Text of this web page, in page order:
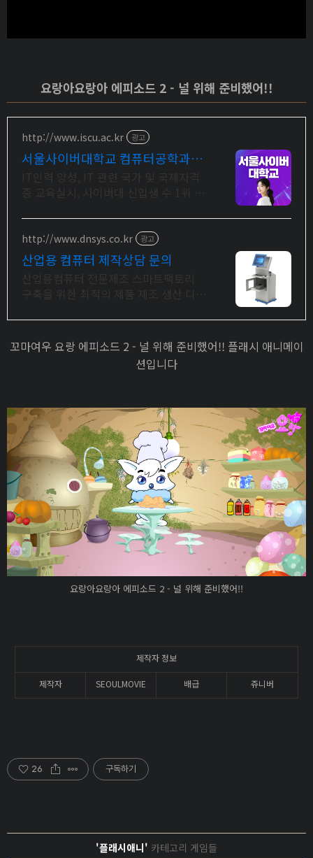
요랑아요랑아 에피소드 2 - 널 위해 준비했어!!
http://www.iscu.ac.kr 광고
서울사이버대학교 컴퓨터공학과
수학위까지
http://www.dnsys.co.kr 광고
산업용 컴퓨터 제작상담 문의
꼬마여우 요랑 에피소드 2 - 널 위해 준비했어!! 플래시 애니메이
션입니다
요랑아요랑아 에피소드 2 - 널 위해 준비했어!!
제작자 정보
제작자 SEOULMOVIE 배급 쥬니버
26 구독하기
'플래시애니' 카테고리 게임들